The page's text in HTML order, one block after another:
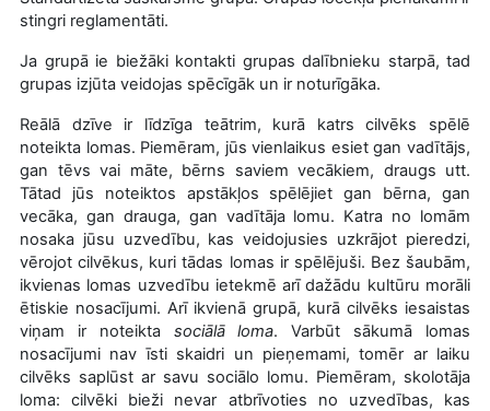
stingri reglamentāti.
Ja grupā ie biežāki kontakti grupas dalībnieku starpā, tad
grupas izjūta veidojas spēcīgāk un ir noturīgāka.
Reālā dzīve ir līdzīga teātrim, kurā katrs cilvēks spēlē
noteikta lomas. Piemēram, jūs vienlaikus esiet gan vadītājs,
gan tēvs vai māte, bērns saviem vecākiem, draugs utt.
Tātad jūs noteiktos apstākļos spēlējiet gan bērna, gan
vecāka, gan drauga, gan vadītāja lomu. Katra no lomām
nosaka jūsu uzvedību, kas veidojusies uzkrājot pieredzi,
vērojot cilvēkus, kuri tādas lomas ir spēlējuši. Bez šaubām,
ikvienas lomas uzvedību ietekmē arī dažādu kultūru morāli
ētiskie nosacījumi. Arī ikvienā grupā, kurā cilvēks iesaistas
viņam ir noteikta sociālā loma. Varbūt sākumā lomas
nosacījumi nav īsti skaidri un pieņemami, tomēr ar laiku
cilvēks saplūst ar savu sociālo lomu. Piemēram, skolotāja
loma: cilvēki bieži nevar atbrīvoties no uzvedības, kas